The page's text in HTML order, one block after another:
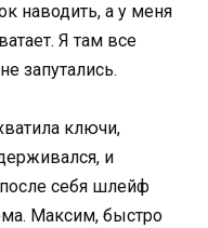
наводить, а у меня
Я там все
запутались.
ключи,
и
себя шлейф
Максим, быстро